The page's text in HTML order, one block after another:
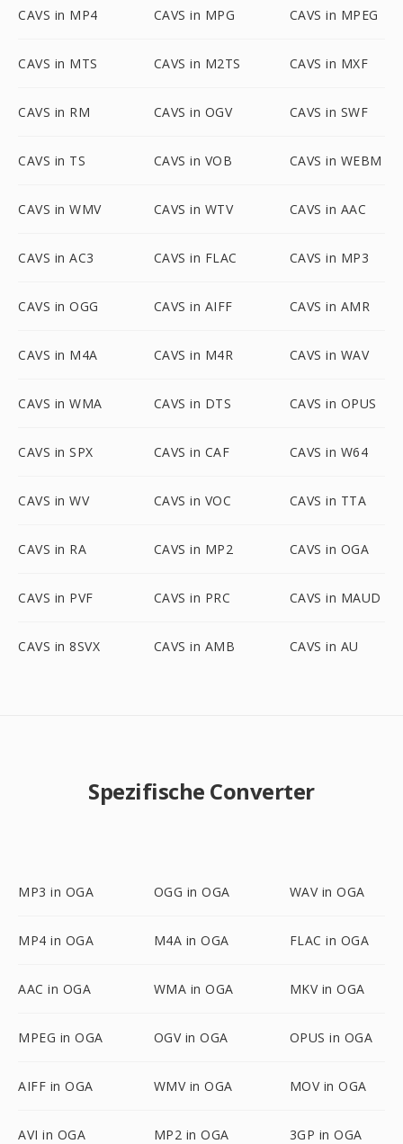
CAVS in MP4 CAVS in MPG CAVS in MPEG
CAVS in MTS CAVS in M2TS CAVS in MXF
CAVS in RM CAVS in OGV CAVS in SWF
CAVS in TS CAVS in VOB CAVS in WEBM
CAVS in WMV CAVS in WTV CAVS in AAC
CAVS in AC3 CAVS in FLAC CAVS in MP3
CAVS in OGG CAVS in AIFF CAVS in AMR
CAVS in M4A CAVS in M4R CAVS in WAV
CAVS in WMA CAVS in DTS CAVS in OPUS
CAVS in SPX CAVS in CAF CAVS in W64
CAVS in WV CAVS in VOC CAVS in TTA
CAVS in RA CAVS in MP2 CAVS in OGA
CAVS in PVF CAVS in PRC CAVS in MAUD
CAVS in 8SVX CAVS in AMB CAVS in AU
Spezifische Converter
MP3 in OGA OGG in OGA WAV in OGA
MP4 in OGA M4A in OGA FLAC in OGA
AAC in OGA WMA in OGA MKV in OGA
MPEG in OGA OGV in OGA OPUS in OGA
AIFF in OGA WMV in OGA MOV in OGA
AVI in OGA MP2 in OGA 3GP in OGA